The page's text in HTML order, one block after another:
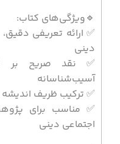
🔹ویژگی‌های کتاب:
✅ ارائه تعریفی
دینی
✅ نقد صریح بر
آسیب‌شناسانه
✅ ترکیب ظریف
✅ مناسب برای
اجتماعی دینی